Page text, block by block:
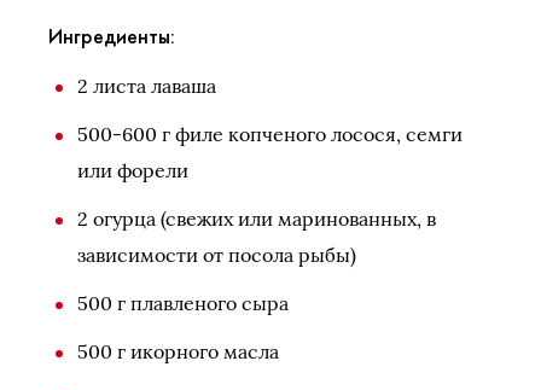
Ингредиенты:
2 листа лаваша
500-600 г филе копченого лосося, семги
или форели
2 огурца (свежих или маринованных, в
зависимости от посола рыбы)
500 г плавленого сыра
500 г икорного масла